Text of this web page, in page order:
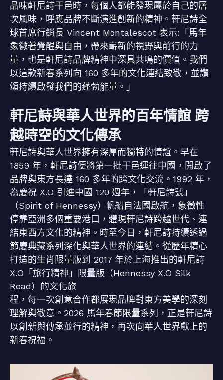
品味軒尼詩干邑時，每個人都能發現屬於自己的層
次風味，呼應品牌不斷演進創新的精神。軒尼詩全
球首席行銷長 Vincent Montalescot 表示:「馬年
象徵著覺醒與自由，帶來嶄新的視野與前行的力
量，也是軒尼詩品牌精神中深具共鳴的價值。我們
以這款新春系列向 160 多年的文化連結致敬，並讚
頌持續啟發我們的蓬勃能量。」
軒尼詩與華人世界的百年情誼 跨
越時空的文化傳承
軒尼詩與華人世界擁有深厚而獨特的情誼。早在
1859 年，軒尼詩便將第一批干邑運往中國，開啟了
品牌與東方長達 160 多年的跨文化交流。1992 年，
為慶祝 X.O 引進中國 120 週年，「軒尼詩號」
（Spirit of Hennessy）帆船自法國啟航，象徵性
停靠亞洲多個重要港口，體現軒尼詩跨越世代、連
結東西方文化的精神。時至今日，軒尼詩持續透過
節慶典藏系列深化與華人世界的連結。從歷年精心
打造的生肖限量版到 2017 年於上海推出的軒尼詩
X.O「旅行精神」限量版（Hennessy X.O Silk
Road）的文化旅
程，每一次創意合作都展現品牌對東方美學的深刻
理解與敬意。2026 馬年春節限量系列，正是軒尼詩
以創新與傳承並行的精神，再次向華人世界獻上的
新春祝福。